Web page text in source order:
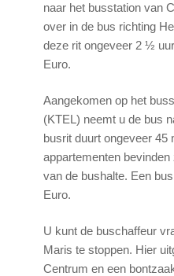
naar het busstation van
over in de bus richting
deze rit ongeveer 2 ½
Euro.
Aangekomen op het
(KTEL) neemt u de bus
busrit duurt ongeveer 45
appartementen
van de bushalte. Een
Euro.
U kunt de buschaffeur
Maris te stoppen. Hier
Centrum en een